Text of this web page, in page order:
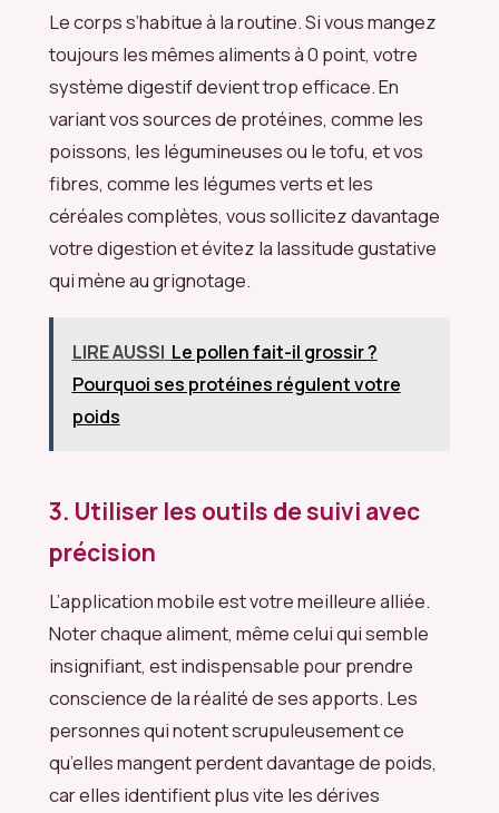
Le corps s’habitue à la routine. Si vous mangez
toujours les mêmes aliments à 0 point, votre
système digestif devient trop efficace. En
variant vos sources de protéines, comme les
poissons, les légumineuses ou le tofu, et vos
fibres, comme les légumes verts et les
céréales complètes, vous sollicitez davantage
votre digestion et évitez la lassitude gustative
qui mène au grignotage.
LIRE AUSSI Le pollen fait-il grossir ?
Pourquoi ses protéines régulent votre
poids
3. Utiliser les outils de suivi avec
précision
L’application mobile est votre meilleure alliée.
Noter chaque aliment, même celui qui semble
insignifiant, est indispensable pour prendre
conscience de la réalité de ses apports. Les
personnes qui notent scrupuleusement ce
qu’elles mangent perdent davantage de poids,
car elles identifient plus vite les dérives